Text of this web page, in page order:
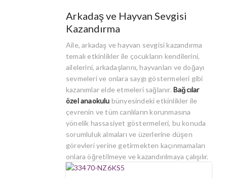
Arkadaş ve Hayvan Sevgisi
Kazandırma
Aile, arkadaş ve hayvan sevgisi kazandırma
temalı etkinlikler ile çocukların kendilerini,
ailelerini, arkadaşlarını, hayvanları ve doğayı
sevmeleri ve onlara saygı göstermeleri gibi
kazanımlar elde etmeleri sağlanır. Bağcılar
özel anaokulu bünyesindeki etkinlikler ile
çevrenin ve tüm canlıların korunmasına
yönelik hassasiyet göstermeleri, bu konuda
sorumluluk almaları ve üzerlerine düşen
görevleri yerine getirmekten kaçınmamaları
onlara öğretilmeye ve kazandırılmaya çalışılır.